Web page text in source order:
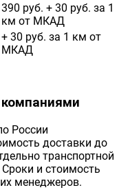
390 руб. + 30 руб. за 1
км от МКАД
+ 30 руб. за 1 км от
МКАД
России
доставки до
транспортной
и стоимость
менеджеров.